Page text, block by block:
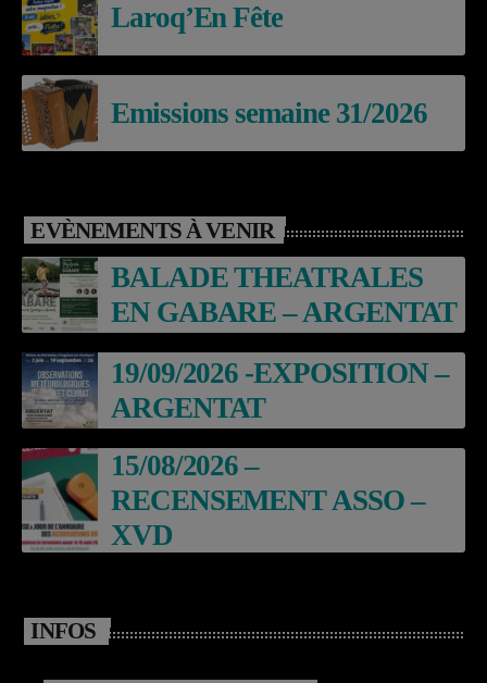
Laroq’En Fête
Emissions semaine 31/2026
EVÈNEMENTS À VENIR
BALADE THEATRALES
EN GABARE – ARGENTAT
19/09/2026 -EXPOSITION –
ARGENTAT
15/08/2026 –
RECENSEMENT ASSO –
XVD
INFOS